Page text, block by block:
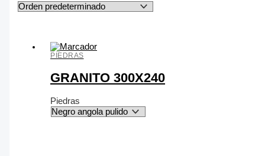
PIEDRAS
GRANITO 300X240
Piedras